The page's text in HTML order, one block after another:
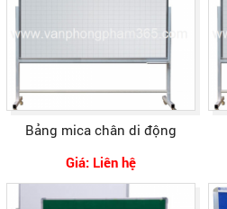
Bảng mica chân di động
Giá: Liên hệ